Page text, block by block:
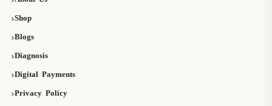
Shop
Blogs
Diagnosis
Digital Payments
Privacy Policy